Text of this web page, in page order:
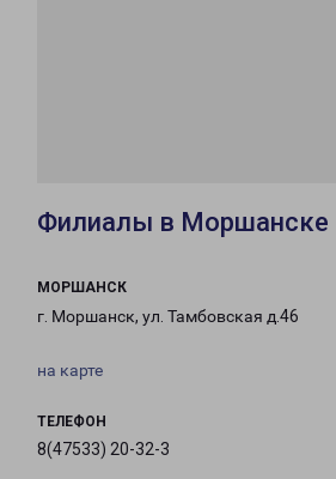
Филиалы в Моршанске
МОРШАНСК
г. Моршанск, ул. Тамбовская д.46
на карте
ТЕЛЕФОН
8(47533) 20-32-3